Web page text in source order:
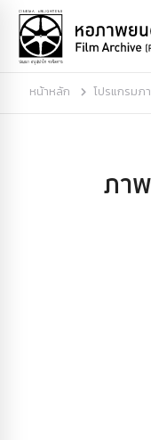
หน้าหลัก โปรแกรมภ
ภา